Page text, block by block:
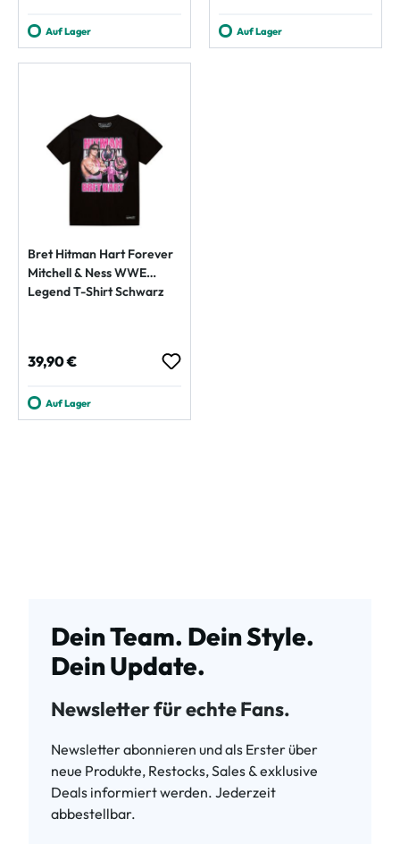
Auf Lager Auf Lager
Bret Hitman Hart Forever
Mitchell & Ness WWE
Legend T-Shirt Schwarz
Regulärer Preis:
39,90 €
Auf Lager
Dein Team. Dein Style.
Dein Update.
Newsletter für echte Fans.
Newsletter abonnieren und als Erster über
neue Produkte, Restocks, Sales & exklusive
Deals informiert werden. Jederzeit
abbestellbar.